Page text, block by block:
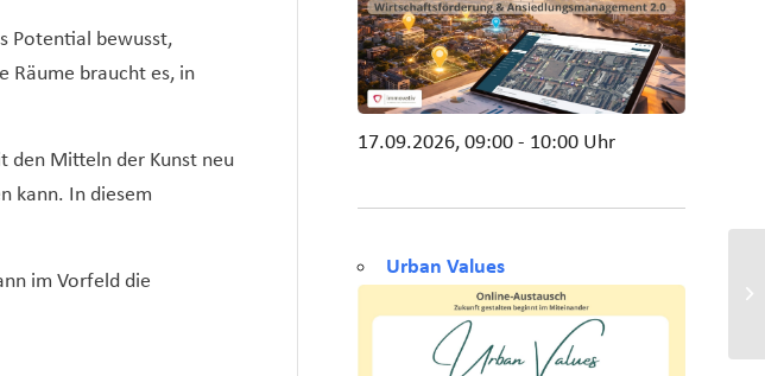
Potential bewusst,
Räume braucht es, in
den Mitteln der Kunst neu
kann. In diesem
im Vorfeld die
17.09.2026, 09:00 - 10:00 Uhr
Urban Values